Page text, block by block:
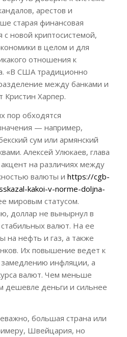
арестов и
старая финансовая
с новой криптосистемой,
в целом и для
отношения к
«В США традиционно
между банками и
Кристин Харпер.
пор обходятся
— например,
сум или армянский
Алексей Улюкаев, глава
на различиях между
валюты и https://cgb-
kakoi-v-norme-doljna-
мировым статусом.
доллар не вынырнул в
валют. На ее
на нефть и газ, а также
Их повышение ведет к
инфляции, а
валют. Чем меньше
дешевле деньги и сильнее
большая страна или
Швейцария, но